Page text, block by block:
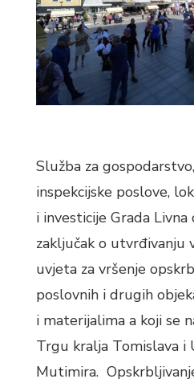
Služba za gospodarstvo,
inspekcijske poslove,
i investicije Grada Livna
zaključak o utvrđivanju
uvjeta za vršenje
poslovnih i drugih
i materijalima a koji se
Trgu kralja Tomislava i
Mutimira.